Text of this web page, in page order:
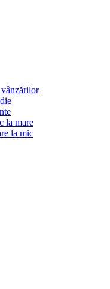
vânzărilor
la mare
la mic